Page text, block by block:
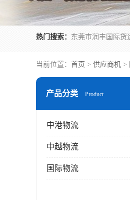
热门搜索：
当前位置： 首页 > 供应商机 >
产品分类 Product
中港物流
中越物流
国际物流